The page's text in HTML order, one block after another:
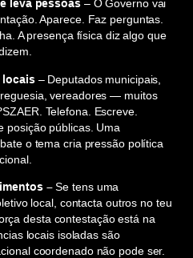
leva pessoas – O Governo vai
Aparece. Faz perguntas.
A presença física diz algo que
locais – Deputados municipais,
vereadores — muitos
Telefona. Escreve.
posição públicas. Uma
o tema cria pressão política
–Se tens uma
local, contacta outros no teu
desta contestação está na
locais isoladas são
coordenado não pode ser.